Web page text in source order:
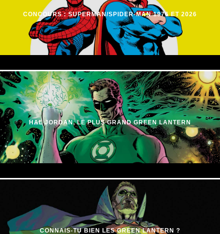
CONCOURS : SUPERMAN/SPIDER-MAN 1976 ET 2026
HAL JORDAN, LE PLUS GRAND GREEN LANTERN
CONNAIS-TU BIEN LES GREEN LANTERN ?